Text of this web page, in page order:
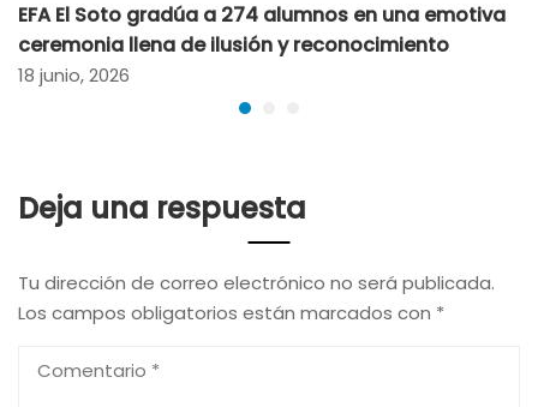
EFA El Soto gradúa a 274 alumnos en una emotiva
ceremonia llena de ilusión y reconocimiento
18 junio, 2026
Deja una respuesta
Tu dirección de correo electrónico no será publicada.
Los campos obligatorios están marcados con *